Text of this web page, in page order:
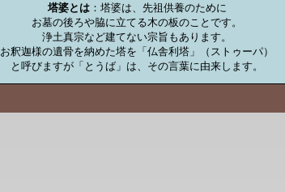
塔婆とは：塔婆は、先祖供養のために
お墓の後ろや脇に立てる木の板のことです。
浄土真宗など建てない宗旨もあります。
お釈迦様の遺骨を納めた塔を「仏舎利塔」（ストゥーパ）
と呼びますが「とうば」は、その言葉に由来します。